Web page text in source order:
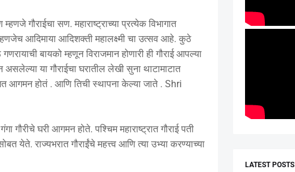
गौराईचा सण. महाराष्ट्राच्या प्रत्येक विभागात
आदिमाया आदिशक्ती महालक्ष्मी चा उत्सव आहे. कुठे
बायको म्हणून विराजमान होणारी ही गौराई आपल्या
या गौराईचा घरातील लेखी सुना थाटामाटात
आगमन होतं . आणि तिची स्थापना केल्या जाते . Shri
गौरीचे घरी आगमन होते. पश्चिम महाराष्ट्रात गौराई पती
येते. राज्यभरात गौराईंचे महत्त्व आणि त्या उभ्या करण्याच्या
LATEST POSTS